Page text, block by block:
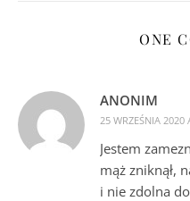
ONE
ANONIM
25 WRZEŚNIA 2020
Jestem
mąż zniknął,
i nie zdolna